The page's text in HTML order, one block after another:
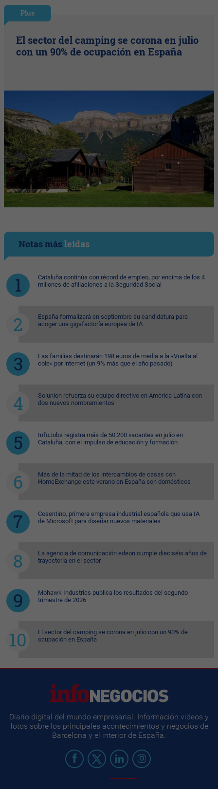
Plus
El sector del camping se corona en julio
con un 90% de ocupación en España
Notas másleídas
Cataluña continúa con récord de empleo, por encima de los 4
millones de afiliaciones a la Seguridad Social
España formalizará en septiembre su candidatura para
acoger una gigafactoría europea de IA
Las familias destinarán 198 euros de media a la «Vuelta al
cole» por internet (un 9% más que el año pasado)
Solunion refuerza su equipo directivo en América Latina con
dos nuevos nombramientos
InfoJobs registra más de 50.200 vacantes en julio en
Cataluña, con el impulso de educación y formación
Más de la mitad de los intercambios de casas con
HomeExchange este verano en España son domésticos
Cosentino, primera empresa industrial española que usa IA
de Microsoft para diseñar nuevos materiales
La agencia de comunicación edeon cumple dieciséis años de
trayectoria en el sector
Mohawk Industries publica los resultados del segundo
trimestre de 2026
El sector del camping se corona en julio con un 90% de
ocupación en España
Diario digital del mundo empresarial. Información videos y
fotos sobre los principales acontecimientos y negocios de
Barcelona y el interior de España.